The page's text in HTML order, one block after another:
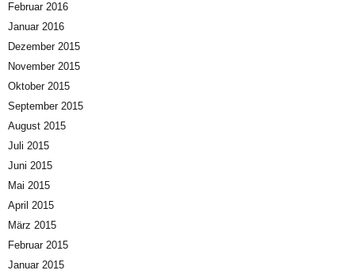
Februar 2016
Januar 2016
Dezember 2015
November 2015
Oktober 2015
September 2015
August 2015
Juli 2015
Juni 2015
Mai 2015
April 2015
März 2015
Februar 2015
Januar 2015